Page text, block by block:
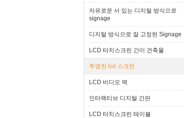
자유로운 서 있는 디지털 방식으로
signage
디지털 방식으로 잘 고정된 Signage
LCD 터치스크린 간이 건축물
투명한 lcd 스크린
LCD 비디오 벽
인터랙티브 디지털 간판
LCD 터치스크린 테이블